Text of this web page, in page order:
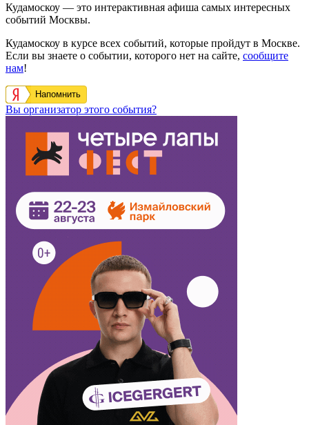
Кудамоскоу — это интерактивная афиша самых интересных
событий Москвы.
Кудамоскоу в курсе всех событий, которые пройдут в Москве.
Если вы знаете о событии, которого нет на сайте, сообщите
нам!
Напомнить
Вы организатор этого события?